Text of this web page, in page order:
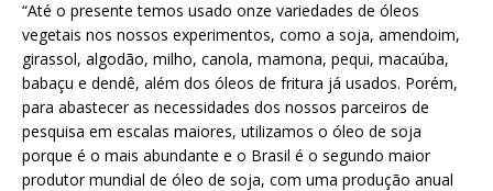
“Até o presente temos usado onze variedades de óleos
vegetais nos nossos experimentos, como a soja, amendoim,
girassol, algodão, milho, canola, mamona, pequi, macaúba,
babaçu e dendê, além dos óleos de fritura já usados. Porém,
para abastecer as necessidades dos nossos parceiros de
pesquisa em escalas maiores, utilizamos o óleo de soja
porque é o mais abundante e o Brasil é o segundo maior
produtor mundial de óleo de soja, com uma produção anual